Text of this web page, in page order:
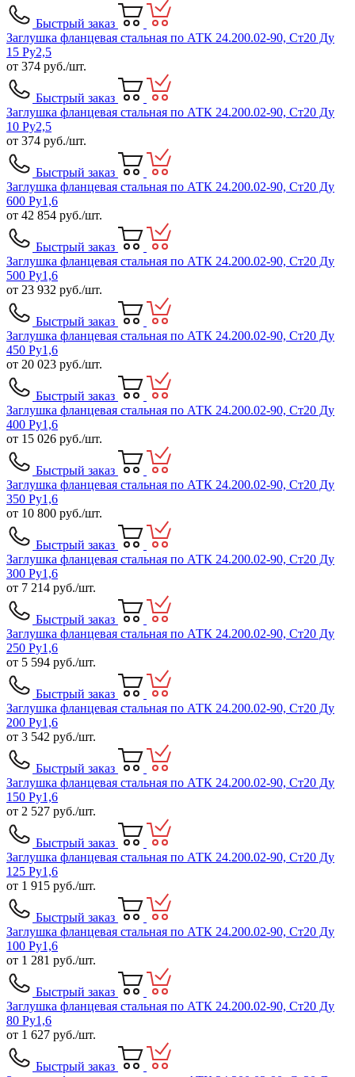
Быстрый заказ
Заглушка фланцевая стальная по АТК 24.200.02-90, Ст20 Ду
15 Ру2,5
от 374 руб./шт.
Быстрый заказ
Заглушка фланцевая стальная по АТК 24.200.02-90, Ст20 Ду
10 Ру2,5
от 374 руб./шт.
Быстрый заказ
Заглушка фланцевая стальная по АТК 24.200.02-90, Ст20 Ду
600 Ру1,6
от 42 854 руб./шт.
Быстрый заказ
Заглушка фланцевая стальная по АТК 24.200.02-90, Ст20 Ду
500 Ру1,6
от 23 932 руб./шт.
Быстрый заказ
Заглушка фланцевая стальная по АТК 24.200.02-90, Ст20 Ду
450 Ру1,6
от 20 023 руб./шт.
Быстрый заказ
Заглушка фланцевая стальная по АТК 24.200.02-90, Ст20 Ду
400 Ру1,6
от 15 026 руб./шт.
Быстрый заказ
Заглушка фланцевая стальная по АТК 24.200.02-90, Ст20 Ду
350 Ру1,6
от 10 800 руб./шт.
Быстрый заказ
Заглушка фланцевая стальная по АТК 24.200.02-90, Ст20 Ду
300 Ру1,6
от 7 214 руб./шт.
Быстрый заказ
Заглушка фланцевая стальная по АТК 24.200.02-90, Ст20 Ду
250 Ру1,6
от 5 594 руб./шт.
Быстрый заказ
Заглушка фланцевая стальная по АТК 24.200.02-90, Ст20 Ду
200 Ру1,6
от 3 542 руб./шт.
Быстрый заказ
Заглушка фланцевая стальная по АТК 24.200.02-90, Ст20 Ду
150 Ру1,6
от 2 527 руб./шт.
Быстрый заказ
Заглушка фланцевая стальная по АТК 24.200.02-90, Ст20 Ду
125 Ру1,6
от 1 915 руб./шт.
Быстрый заказ
Заглушка фланцевая стальная по АТК 24.200.02-90, Ст20 Ду
100 Ру1,6
от 1 281 руб./шт.
Быстрый заказ
Заглушка фланцевая стальная по АТК 24.200.02-90, Ст20 Ду
80 Ру1,6
от 1 627 руб./шт.
Быстрый заказ